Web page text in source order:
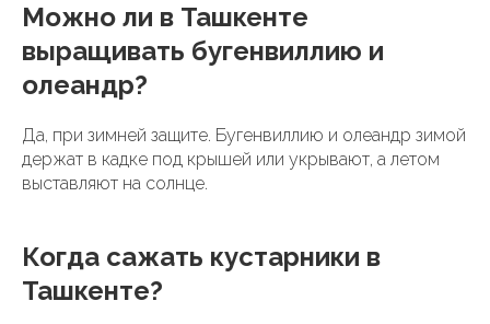
Можно ли в Ташкенте
выращивать бугенвиллию и
олеандр?
Да, при зимней защите. Бугенвиллию и олеандр зимой
держат в кадке под крышей или укрывают, а летом
выставляют на солнце.
Когда сажать кустарники в
Ташкенте?